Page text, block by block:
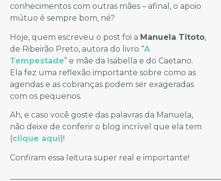
conhecimentos com outras mães – afinal, o apoio
mútuo é sempre bom, né?
Hoje, quem escreveu o post foi a Manuela Titoto,
de Ribeirão Preto, autora do livro “A
Tempestade” e mãe da Isabella e do Caetano.
Ela fez uma reflexão importante sobre como as
agendas e as cobranças podem ser exageradas
com os pequenos.
Ah, e caso você goste das palavras da Manuela,
não deixe de conferir o blog incrível que ela tem
(clique aqui)!
Confiram essa leitura super real e importante!